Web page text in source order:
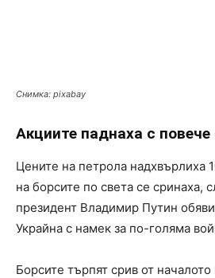
Снимка: pixabay
Акциите паднаха с повече
Цените на петрола надхвърлиха
на борсите по света се сринаха,
президент Владимир Путин
Украйна с намек за по-голяма
Борсите търпят срив от